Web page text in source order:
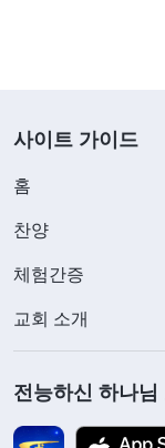
판매하고 팀을
언젠가 큰돈을
람들에게 제 창
얼마 후, 한
해 주었습니다.
하나님께서 만
사이트 가이드
홈
찬양
체험간증
교회 소개
전능하신 하나